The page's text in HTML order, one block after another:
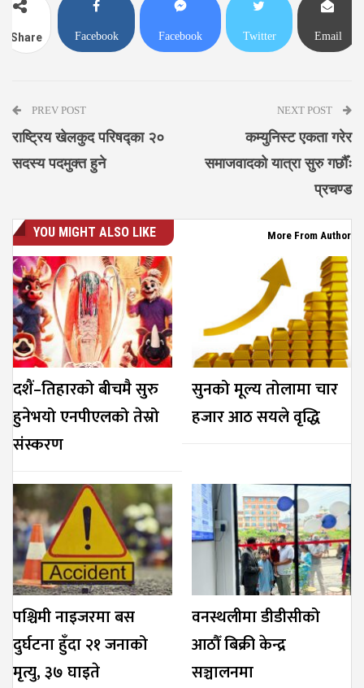
Share Facebook Facebook Twitter Email
PREV POST
राष्ट्रिय खेलकुद परिषद्का २०
सदस्य पदमुक्त हुने
NEXT POST
कम्युनिस्ट एकता गरेर
समाजवादको यात्रा सुरु गर्छौँः
प्रचण्ड
YOU MIGHT ALSO LIKE More From Author
दशैं–तिहारको बीचमै सुरु
हुनेभयो एनपीएलको तेस्रो
संस्करण
सुनको मूल्य तोलामा चार
हजार आठ सयले वृद्धि
पश्चिमी नाइजरमा बस
दुर्घटना हुँदा २१ जनाको
मृत्यु, ३७ घाइते
वनस्थलीमा डीडीसीको
आठौँ बिक्री केन्द्र
सञ्चालनमा